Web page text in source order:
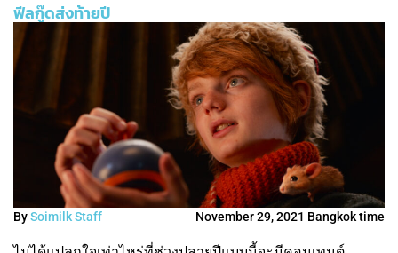
ฟีลกู๊ดส่งท้ายปี
BySoimilk Staff November 29, 2021 Bangkok time